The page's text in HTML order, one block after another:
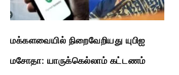
மக்களவையில் நிறைவேறியது யுபிஐ
மசோதா: யாருக்கெல்லாம் கட்டணம்